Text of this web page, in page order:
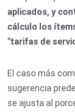
aplicados, y
cálculo los
"tarifas de
El caso más
sugerencia
se ajusta al